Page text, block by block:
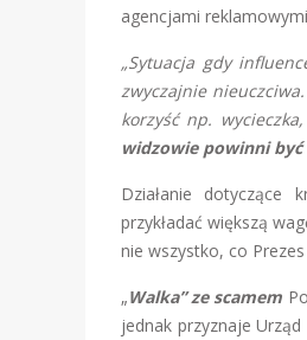
agencjami
„Sytuacja gdy
zwyczajnie
korzyść np.
widzowie powinni
Działanie dotyczące
przykładać większą
nie wszystko, co
„Walka” ze scamem
jednak przyznaje